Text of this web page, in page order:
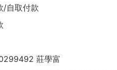
/自取付款
莊學富